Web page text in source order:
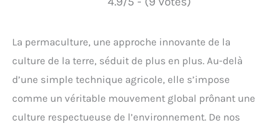
La permaculture, une approche innovante de la
culture de la terre, séduit de plus en plus. Au-delà
d’une simple technique agricole, elle s’impose
comme un véritable mouvement global prônant une
culture respectueuse de l’environnement. De nos